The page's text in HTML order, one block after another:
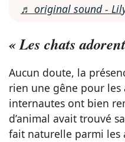
♬ original sound -
« Les chats
Aucun doute, la
rien une gêne pour les
internautes ont bien
d’animal avait trouvé
fait naturelle parmi les